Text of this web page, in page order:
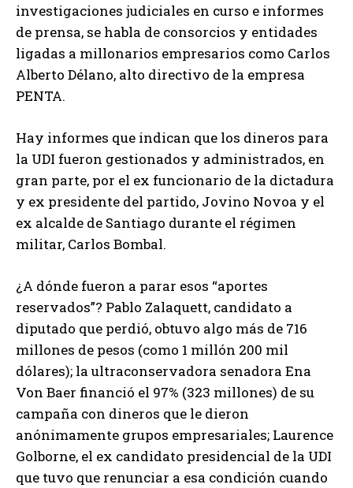
investigaciones judiciales en curso e informes
de prensa, se habla de consorcios y entidades
ligadas a millonarios empresarios como Carlos
Alberto Délano, alto directivo de la empresa
PENTA.
Hay informes que indican que los dineros para
la UDI fueron gestionados y administrados, en
gran parte, por el ex funcionario de la dictadura
y ex presidente del partido, Jovino Novoa y el
ex alcalde de Santiago durante el régimen
militar, Carlos Bombal.
¿A dónde fueron a parar esos “aportes
reservados”? Pablo Zalaquett, candidato a
diputado que perdió, obtuvo algo más de 716
millones de pesos (como 1 millón 200 mil
dólares); la ultraconservadora senadora Ena
Von Baer financió el 97% (323 millones) de su
campaña con dineros que le dieron
anónimamente grupos empresariales; Laurence
Golborne, el ex candidato presidencial de la UDI
que tuvo que renunciar a esa condición cuando